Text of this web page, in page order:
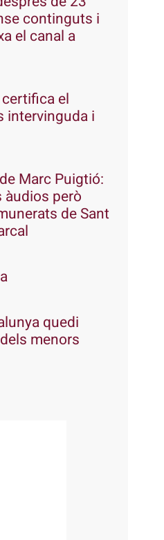
continguts i
el canal a
el
intervinguda i
Marc Puigtió:
àudios però
de Sant
quedi
menors